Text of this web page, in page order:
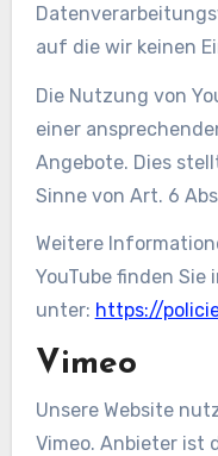
auf die wir keinen
Die Nutzung von
einer
Angebote. Dies
Sinne von Art. 6
Weitere
YouTube finden
unter: https://
Vimeo
Unsere Website
Vimeo. Anbieter ist